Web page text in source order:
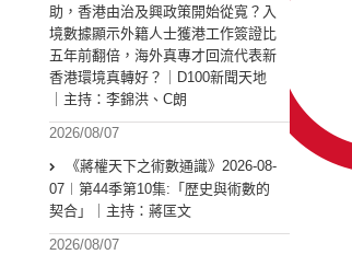
助，香港由治及興政策開始從寬？入
境數據顯示外籍人士獲港工作簽證比
五年前翻倍，海外真專才回流代表新
香港環境真轉好？｜D100新聞天地
｜主持：李錦洪、C朗
2026/08/07
《蔣權天下之術數通識》2026-08-
07︱第44季第10集:「歴史與術數的
契合」｜主持：蔣匡文
2026/08/07